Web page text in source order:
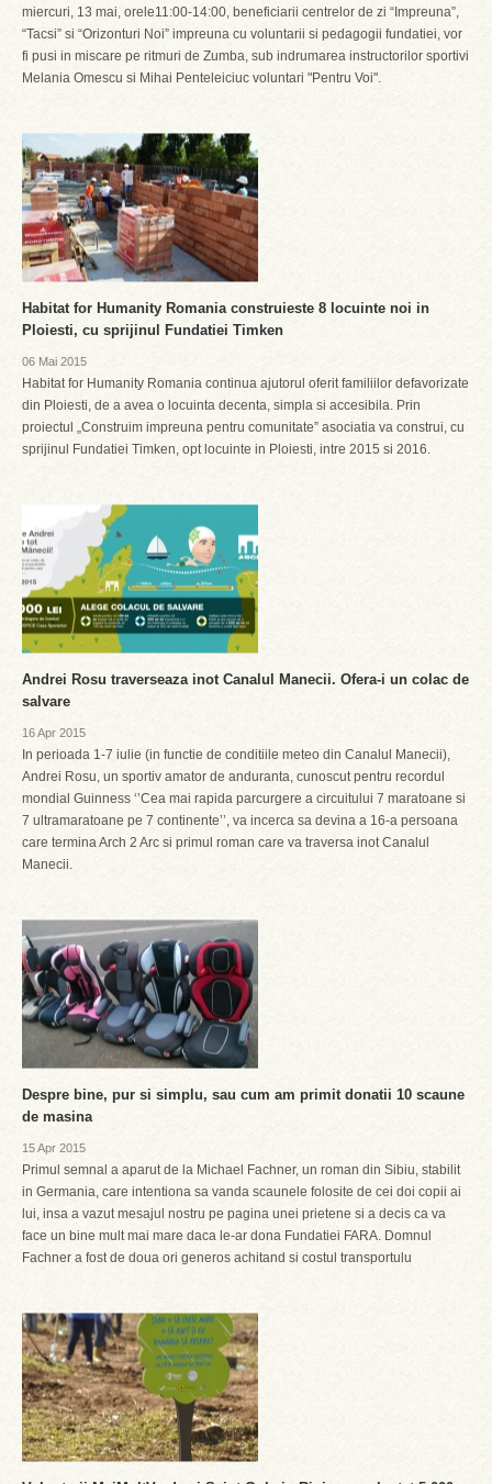
miercuri, 13 mai, orele11:00-14:00, beneficiarii centrelor de zi “Impreuna”,
“Tacsi” si “Orizonturi Noi” impreuna cu voluntarii si pedagogii fundatiei, vor
fi pusi in miscare pe ritmuri de Zumba, sub indrumarea instructorilor sportivi
Melania Omescu si Mihai Penteleiciuc voluntari "Pentru Voi".
Habitat for Humanity Romania construieste 8 locuinte noi in
Ploiesti, cu sprijinul Fundatiei Timken
06 Mai 2015
Habitat for Humanity Romania continua ajutorul oferit familiilor defavorizate
din Ploiesti, de a avea o locuinta decenta, simpla si accesibila. Prin
proiectul „Construim impreuna pentru comunitate” asociatia va construi, cu
sprijinul Fundatiei Timken, opt locuinte in Ploiesti, intre 2015 si 2016.
Andrei Rosu traverseaza inot Canalul Manecii. Ofera-i un colac de
salvare
16 Apr 2015
In perioada 1-7 iulie (in functie de conditiile meteo din Canalul Manecii),
Andrei Rosu, un sportiv amator de anduranta, cunoscut pentru recordul
mondial Guinness ‘’Cea mai rapida parcurgere a circuitului 7 maratoane si
7 ultramaratoane pe 7 continente’’, va incerca sa devina a 16-a persoana
care termina Arch 2 Arc si primul roman care va traversa inot Canalul
Manecii.
Despre bine, pur si simplu, sau cum am primit donatii 10 scaune
de masina
15 Apr 2015
Primul semnal a aparut de la Michael Fachner, un roman din Sibiu, stabilit
in Germania, care intentiona sa vanda scaunele folosite de cei doi copii ai
lui, insa a vazut mesajul nostru pe pagina unei prietene si a decis ca va
face un bine mult mai mare daca le-ar dona Fundatiei FARA. Domnul
Fachner a fost de doua ori generos achitand si costul transportulu